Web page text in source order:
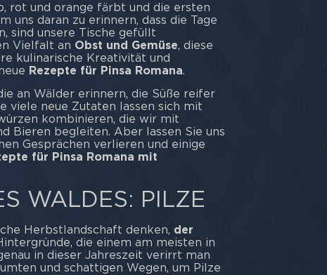
rot und orange färbt und die ersten
uns daran zu erinnern, dass die Tage
sind unsere Tische gefüllt
Vielfalt an Obst und Gemüse, diese
kulinarische Kreativität und
Rezepte für Pinsa Romana.
an Wälder erinnern, die Süße reifer
viele neue Zutaten lassen sich mit
kombinieren, die wir mit
Bieren begleiten. Aber lassen Sie uns
Gesprächen verlieren und einige
für Pinsa Romana mit
WALDES: PILZE
Herbstlandschaft denken, der
die einem am meisten in
in dieser Jahreszeit verirrt man
und schattigen Wegen, um Pilze